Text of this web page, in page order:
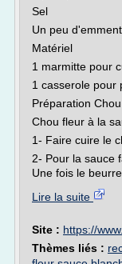
Sel
Un peu
Matériel
1 marmitte pour
1 casserole pour
Préparation
Chou fleur à la
1- Faire cuire le
2- Pour la sauce
Une fois le beurre
Lire la suite
Site : https://
Thèmes liés :